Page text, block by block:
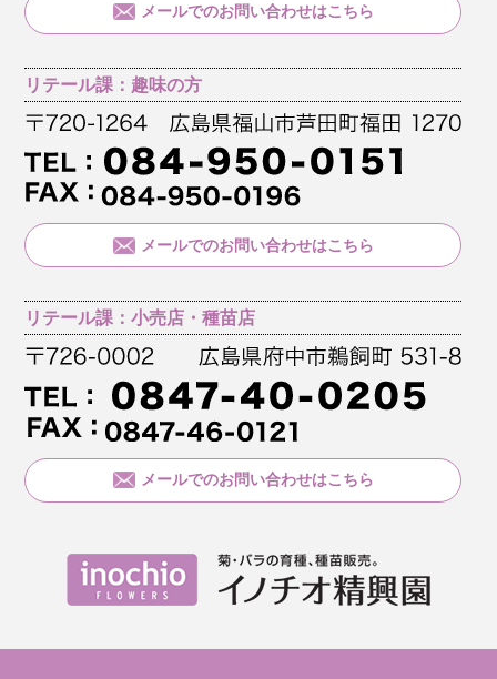
メールでのお問い合わせはこちら
リテール課：趣味の方
メールでのお問い合わせはこちら
リテール課：小売店・種苗店
メールでのお問い合わせはこちら